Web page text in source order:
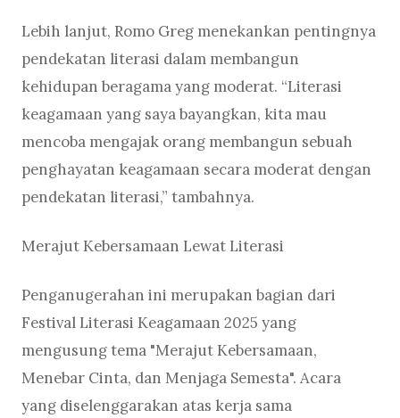
Lebih lanjut, Romo Greg menekankan pentingnya
pendekatan literasi dalam membangun
kehidupan beragama yang moderat. “Literasi
keagamaan yang saya bayangkan, kita mau
mencoba mengajak orang membangun sebuah
penghayatan keagamaan secara moderat dengan
pendekatan literasi,” tambahnya.
Merajut Kebersamaan Lewat Literasi
Penganugerahan ini merupakan bagian dari
Festival Literasi Keagamaan 2025 yang
mengusung tema "Merajut Kebersamaan,
Menebar Cinta, dan Menjaga Semesta". Acara
yang diselenggarakan atas kerja sama